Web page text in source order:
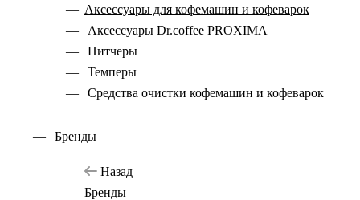
Аксессуары для кофемашин и кофеварок
Аксессуары Dr.coffee PROXIMA
Питчеры
Темперы
Средства очистки кофемашин и кофеварок
Бренды
Назад
Бренды